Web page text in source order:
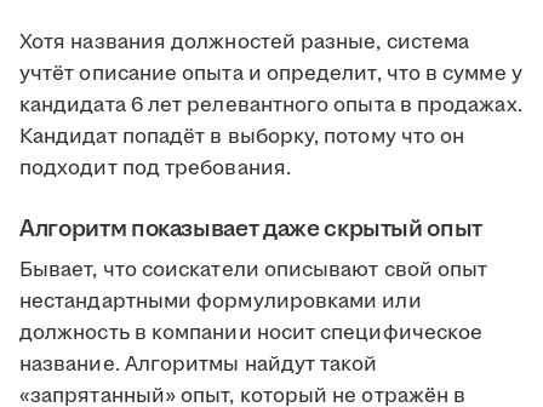
Хотя названия должностей разные, система
учтёт описание опыта и определит, что в сумме у
кандидата 6 лет релевантного опыта в продажах.
Кандидат попадёт в выборку, потому что он
подходит под требования.
Алгоритм показывает даже скрытый опыт
Бывает, что соискатели описывают свой опыт
нестандартными формулировками или
должность в компании носит специфическое
название. Алгоритмы найдут такой
«запрятанный» опыт, который не отражён в